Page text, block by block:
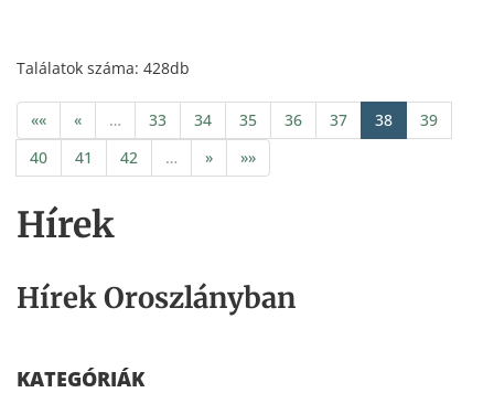
Hírek
Hírek Oroszlányban
KATEGÓRIÁK
Találatok száma: 428db
«« « … 33 34 35 36 37 38
39
40
41 42 … » »»